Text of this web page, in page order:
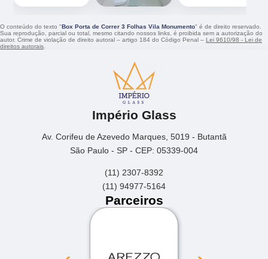
O conteúdo do texto "Box Porta de Correr 3 Folhas Vila Monumento" é de direito reservado.
Sua reprodução, parcial ou total, mesmo citando nossos links, é proibida sem a autorização do
autor. Crime de violação de direito autoral – artigo 184 do Código Penal – Lei 9610/98 - Lei de
direitos autorais
Império Glass
Av. Corifeu de Azevedo Marques, 5019 - Butantã
São Paulo - SP - CEP: 05339-004
(11) 2307-8392
(11) 94977-5164
Parceiros